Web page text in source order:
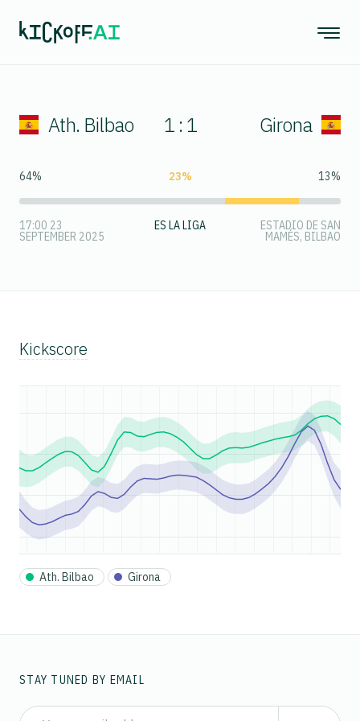
Ath. Bilbao 1 : 1 Girona
64% 23% 13%
17:00 23
SEPTEMBER 2025
ES LA LIGA ESTADIO DE SAN
MAMÉS, BILBAO
Kickscore
Ath. Bilbao Girona
STAY TUNED BY EMAIL